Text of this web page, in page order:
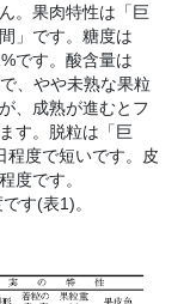
。果肉特性は「巨
」です。糖度は
です。酸含量は
、やや未熟な果粒
、成熟が進むとフ
す。脱粒は「巨
程度で短いです。皮
度です。
す(表1)。